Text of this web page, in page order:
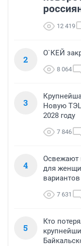
12 419
2
О`КЕЙ
8 064
3
Новую ТЭЦ
2028 году
7 846
4
Освежают
для
7 631
5
Кто